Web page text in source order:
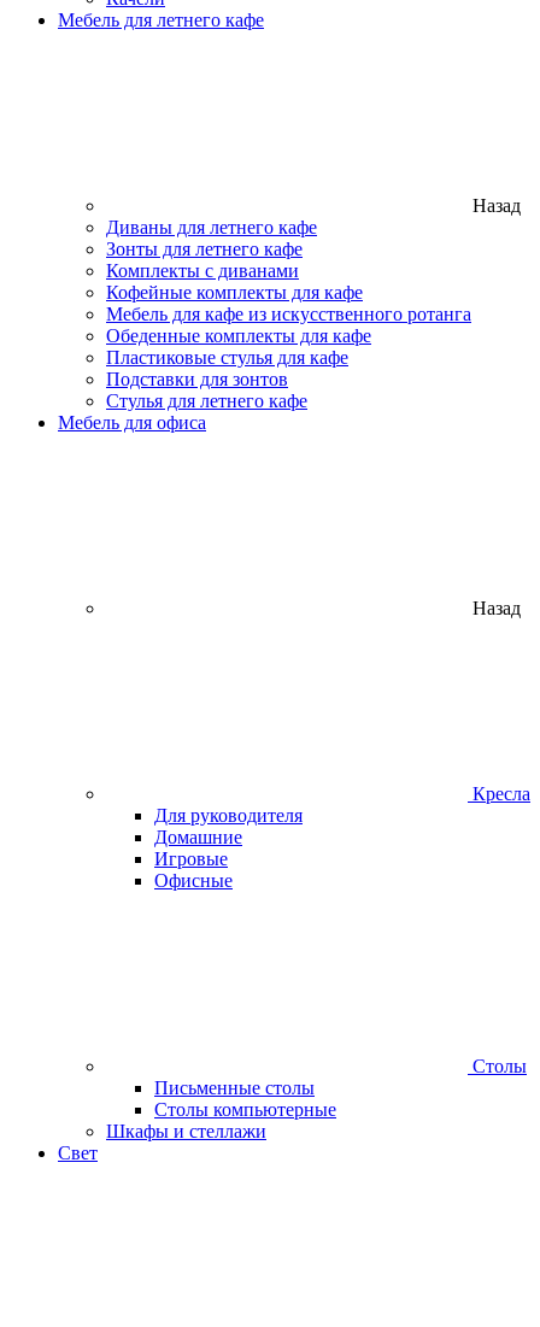
Мебель для летнего кафе
Назад
Диваны для летнего кафе
Зонты для летнего кафе
Комплекты с диванами
Кофейные комплекты для кафе
Мебель для кафе из искусственного ротанга
Обеденные комплекты для кафе
Пластиковые стулья для кафе
Подставки для зонтов
Стулья для летнего кафе
Мебель для офиса
Назад
Кресла
Для руководителя
Домашние
Игровые
Офисные
Столы
Письменные столы
Столы компьютерные
Шкафы и стеллажи
Свет